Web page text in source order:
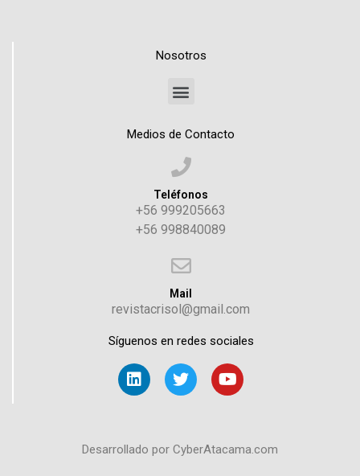
Nosotros
Medios de Contacto
Teléfonos
+56 999205663
+56 998840089
Mail
revistacrisol@gmail.com
Síguenos en redes sociales
Desarrollado por CyberAtacama.com